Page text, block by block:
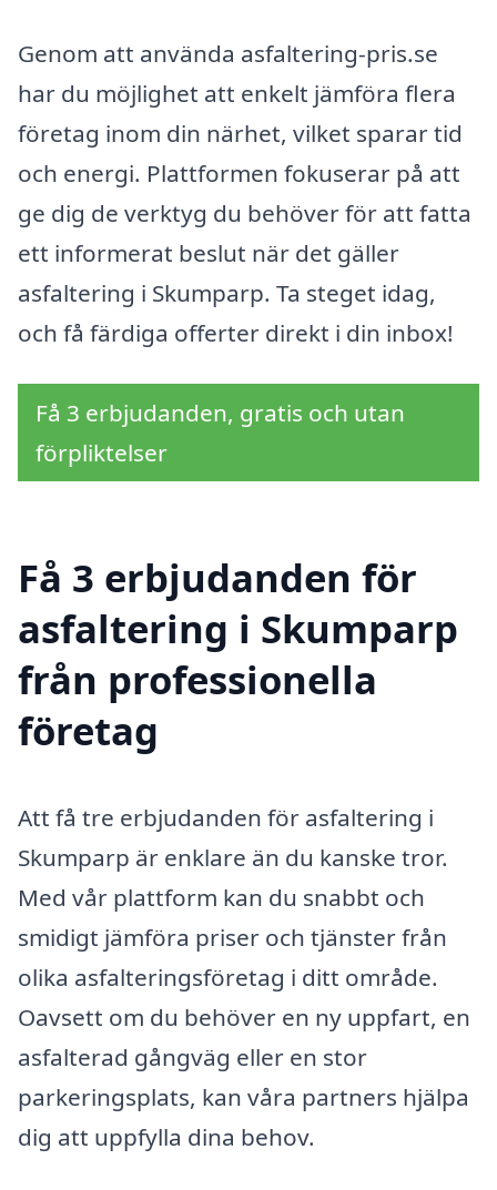
Genom att använda asfaltering-pris.se
har du möjlighet att enkelt jämföra flera
företag inom din närhet, vilket sparar tid
och energi. Plattformen fokuserar på att
ge dig de verktyg du behöver för att fatta
ett informerat beslut när det gäller
asfaltering i Skumparp. Ta steget idag,
och få färdiga offerter direkt i din inbox!
Få 3 erbjudanden, gratis och utan
förpliktelser
Få 3 erbjudanden för
asfaltering i Skumparp
från professionella
företag
Att få tre erbjudanden för asfaltering i
Skumparp är enklare än du kanske tror.
Med vår plattform kan du snabbt och
smidigt jämföra priser och tjänster från
olika asfalteringsföretag i ditt område.
Oavsett om du behöver en ny uppfart, en
asfalterad gångväg eller en stor
parkeringsplats, kan våra partners hjälpa
dig att uppfylla dina behov.